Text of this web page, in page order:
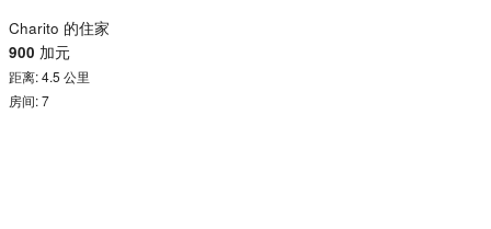
Charito 的住家
900 加元
距离: 4.5 公里
房间: 7